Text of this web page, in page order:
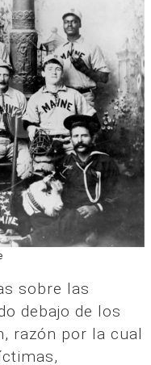
sobre las
debajo de los
razón por la cual